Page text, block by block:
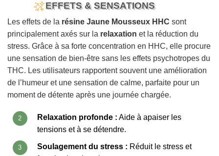
EFFETS & SENSATIONS
Les effets de la résine Jaune Mousseux HHC sont
principalement axés sur la relaxation et la réduction du
stress. Grâce à sa forte concentration en HHC, elle procure
une sensation de bien-être sans les effets psychotropes du
THC. Les utilisateurs rapportent souvent une amélioration
de l’humeur et une sensation de calme, parfaite pour un
moment de détente après une journée chargée.
Relaxation profonde : Aide à apaiser les
tensions et à se détendre.
Soulagement du stress : Réduit le stress et